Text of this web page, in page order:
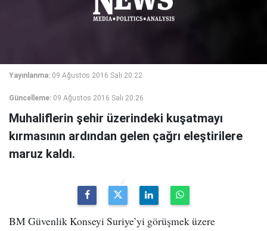
Yayınlanma: 09 Ağustos 2016 Salı 20:22
Güncelleme: 09 Ağustos 2016 Salı 20:26
Muhaliflerin şehir üzerindeki kuşatmayı
kırmasının ardından gelen çağrı eleştirilere
maruz kaldı.
BM Güvenlik Konseyi Suriye’yi görüşmek üzere